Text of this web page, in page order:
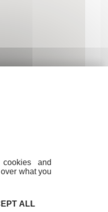
and
what you
ALL